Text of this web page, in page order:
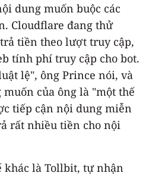
dung muốn buộc các
Cloudflare đang thử
tiền theo lượt truy cập,
tính phí truy cập cho bot.
lệ", ông Prince nói, và
của ông là "một thế
tiếp cận nội dung miễn
rất nhiều tiền cho nội
khác là Tollbit, tự nhận